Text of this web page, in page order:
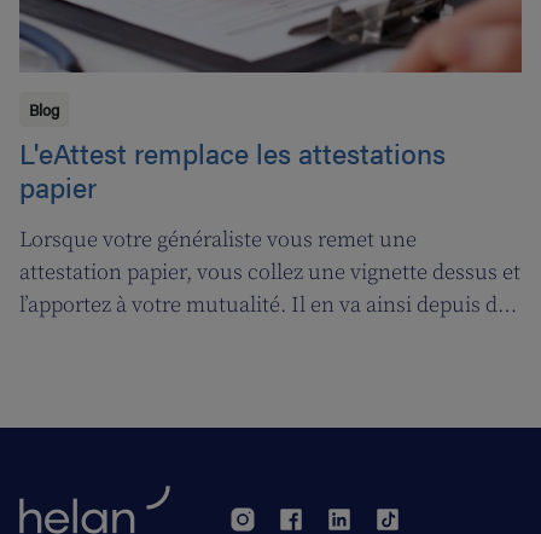
Blog
L'eAttest remplace les attestations
papier
Lorsque votre généraliste vous remet une
attestation papier, vous collez une vignette dessus et
l’apportez à votre mutualité. Il en va ainsi depuis des
vous facilitera grandement la vie.